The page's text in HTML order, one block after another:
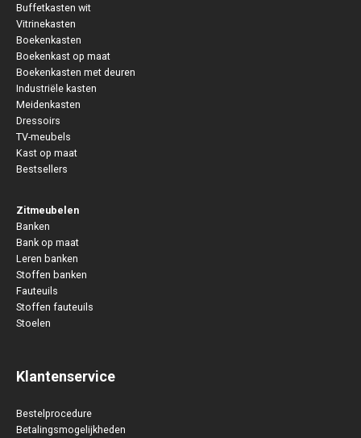
Buffetkasten wit
Vitrinekasten
Boekenkasten
Boekenkast op maat
Boekenkasten met deuren
Industriële kasten
Meidenkasten
Dressoirs
TV-meubels
Kast op maat
Bestsellers
Zitmeubelen
Banken
Bank op maat
Leren banken
Stoffen banken
Fauteuils
Stoffen fauteuils
Stoelen
Klantenservice
Bestelprocedure
Betalingsmogelijkheden